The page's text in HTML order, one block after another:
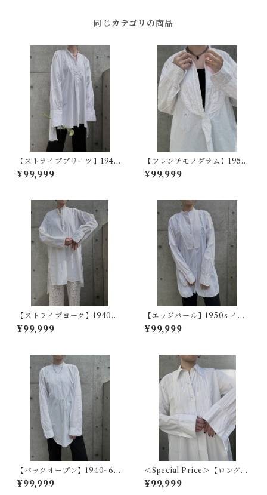
同じカテゴリの商品
【ストライププリーツ】1940
s フランスヴィンテージドレス
シャツ
¥99,999
【フレンチモノグラム】1950
~60s フランスヴィンテージド
レスシャツ
¥99,999
【ストライプヨーク】1940~5
0s フランスヴィンテージドレ
スシャツ
¥99,999
【エッジパール】1950s イギ
リスヴィンテージドレスシャ
ツ
¥99,999
【バックオープン】1940~60
s アメリカヴィンテージドレス
シャツ
¥99,999
＜Special Price＞【ロングカ
ラーフレンチ】1920s フラン
スアンティークドレスシャツ
¥99,999